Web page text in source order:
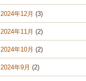
2024年12月 (3)
2024年11月 (2)
2024年10月 (2)
2024年9月 (2)